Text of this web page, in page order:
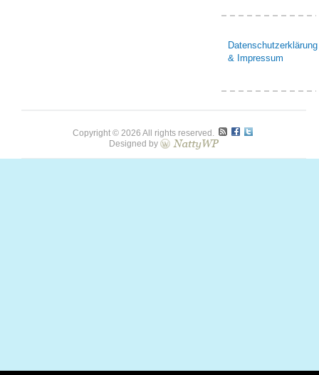
Datenschutzerklärung
& Impressum
Copyright © 2026 All rights reserved.
Designed by